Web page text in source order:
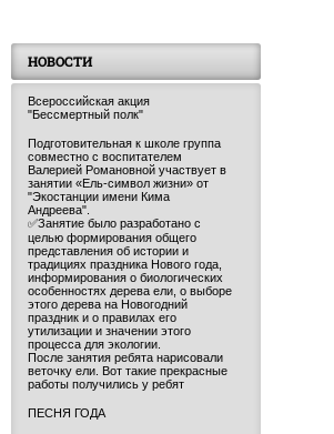
НОВОСТИ
Всероссийская акция
"Бессмертный полк"
Подготовительная к школе группа
совместно с воспитателем
Валерией Романовной участвует в
занятии «Ель-символ жизни» от
"Экостанции имени Кима
Андреева".
✅Занятие было разработано с
целью формирования общего
представления об истории и
традициях праздника Нового года,
информирования о биологических
особенностях дерева ели, о выборе
этого дерева на Новогодний
праздник и о правилах его
утилизации и значении этого
процесса для экологии.
После занятия ребята нарисовали
веточку ели. Вот такие прекрасные
работы получились у ребят
ПЕСНЯ ГОДА